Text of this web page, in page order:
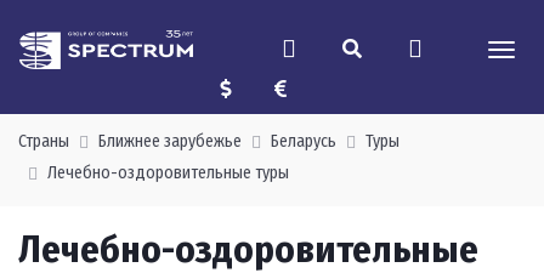
Страны Ближнее зарубежье Беларусь
Туры
Лечебно-оздоровительные туры
Лечебно-оздоровительные